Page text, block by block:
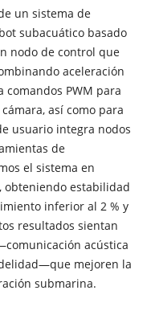
un sistema de
subacuático basado
nodo de control que
aceleración
PWM para
así como para
usuario integra nodos
de
el sistema en
obteniendo estabilidad
inferior al 2 % y
resultados sientan
acústica
mejoren la
submarina.